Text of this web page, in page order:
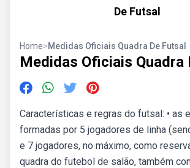
De Futsal
Home>Medidas Oficiais Quadra De Futsal
Medidas Oficiais Quadra
Características e regras do futsal: • as
formadas por 5 jogadores de linha
e 7 jogadores, no máximo, como
quadra do futebol de salão, também